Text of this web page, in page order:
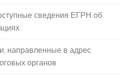
сведения ЕГРН об
направленные в адрес
органов